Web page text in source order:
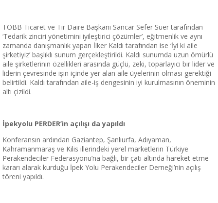
TOBB Ticaret ve Tır Daire Başkanı Sancar Sefer Süer tarafından
‘Tedarik zinciri yönetimini iyileştirici çözümler’, eğitmenlik ve aynı
zamanda danışmanlık yapan İlker Kaldı tarafından ise ‘İyi ki aile
şirketiyiz’ başlıklı sunum gerçekleştirildi. Kaldı sunumda uzun ömürlü
aile şirketlerinin özellikleri arasında güçlü, zeki, toparlayıcı bir lider ve
liderin çevresinde işin içinde yer alan aile üyelerinin olması gerektiği
belirtildi. Kaldı tarafından aile-iş dengesinin iyi kurulmasının öneminin
altı çizildi.
İpekyolu PERDER’in açılışı da yapıldı
Konferansın ardından Gaziantep, Şanlıurfa, Adıyaman,
Kahramanmaraş ve Kilis illerindeki yerel marketlerin Türkiye
Perakendeciler Federasyonu’na bağlı, bir çatı altında hareket etme
kararı alarak kurduğu İpek Yolu Perakendeciler Derneği’nin açılış
töreni yapıldı.